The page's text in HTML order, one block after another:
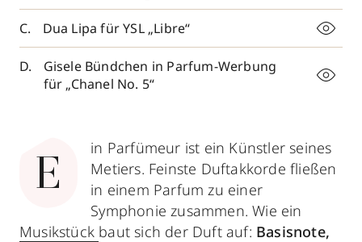
Dua Lipa für YSL „Libre“
Gisele Bündchen in Parfum-Werbung
für „Chanel No. 5“
E
in Parfümeur ist ein Künstler seines
Metiers. Feinste Duftakkorde fließen
in einem Parfum zu einer
Symphonie zusammen. Wie ein
Musikstück baut sich der Duft auf: Basisnote,